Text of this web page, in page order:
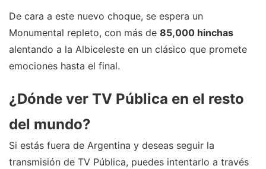
De cara a este nuevo choque, se espera un
Monumental repleto, con más de 85,000 hinchas
alentando a la Albiceleste en un clásico que promete
emociones hasta el final.
¿Dónde ver TV Pública en el resto
del mundo?
Si estás fuera de Argentina y deseas seguir la
transmisión de TV Pública, puedes intentarlo a través